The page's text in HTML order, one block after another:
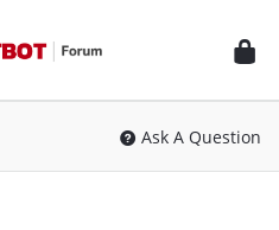
Ask A Question